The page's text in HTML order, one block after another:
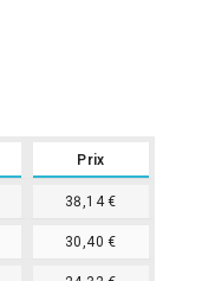
Prix
38,14 €
30,40 €